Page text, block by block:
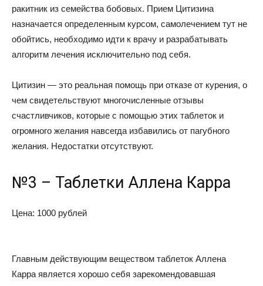
ракитник из семейства бобовых. Прием Цитизина
назначается определенным курсом, самолечением тут не
обойтись, необходимо идти к врачу и разрабатывать
алгоритм лечения исключительно под себя.
Цитизин — это реальная помощь при отказе от курения, о
чем свидетельствуют многочисленные отзывы
счастливчиков, которые с помощью этих таблеток и
огромного желания навсегда избавились от пагубного
желания. Недостатки отсутствуют.
№3 – Таблетки Аллена Карра
Цена: 1000 рублей
Главным действующим веществом таблеток Аллена
Карра является хорошо себя зарекомендовавшая